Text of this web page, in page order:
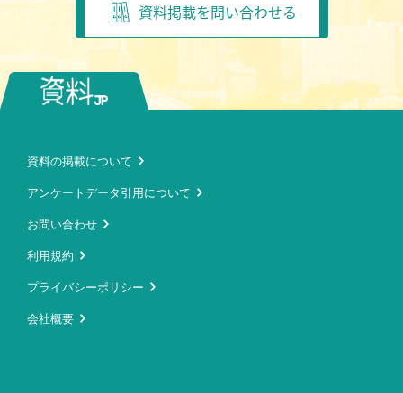
資料掲載を問い合わせる
資料の掲載について
アンケートデータ引用について
お問い合わせ
利用規約
プライバシーポリシー
会社概要